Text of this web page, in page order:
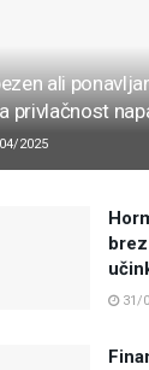
ali
privlačnost
2025
31/